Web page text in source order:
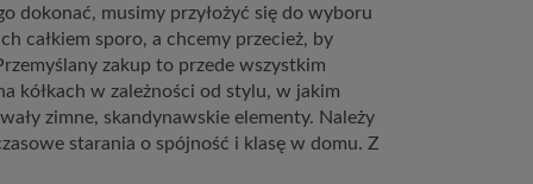
dokonać, musimy przyłożyć się do wyboru
całkiem sporo, a chcemy przecież, by
zakup to przede wszystkim
kółkach w zależności od stylu, w jakim
zimne, skandynawskie elementy. Należy
starania o spójność i klasę w domu. Z